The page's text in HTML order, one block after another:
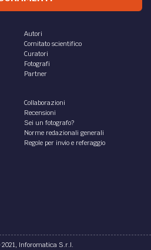
Autori
Comitato scientifico
Curatori
Fotografi
Partner
Collaborazioni
Recensioni
Sei un fotografo?
Norme redazionali generali
Regole per invio e referaggio
Inforomatica S.r.l.